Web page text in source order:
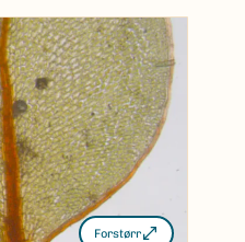
Forstørr